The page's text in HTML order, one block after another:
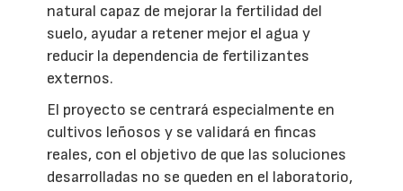
natural capaz de mejorar la fertilidad del
suelo, ayudar a retener mejor el agua y
reducir la dependencia de fertilizantes
externos.
El proyecto se centrará especialmente en
cultivos leñosos y se validará en fincas
reales, con el objetivo de que las soluciones
desarrolladas no se queden en el laboratorio,